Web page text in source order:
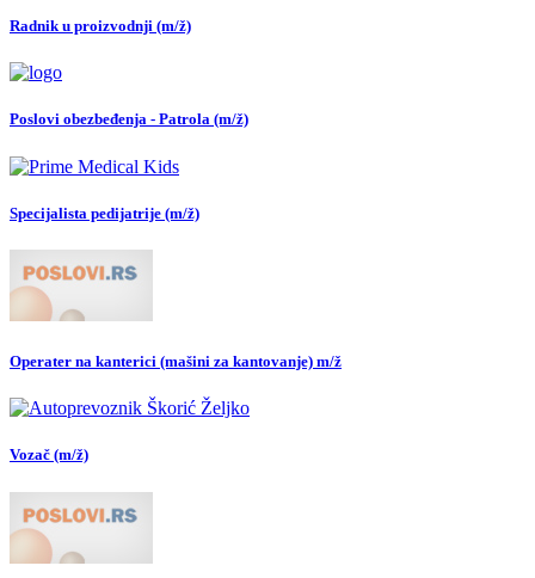
Radnik u proizvodnji (m/ž)
Poslovi obezbeđenja - Patrola (m/ž)
Specijalista pedijatrije (m/ž)
Operater na kanterici (mašini za kantovanje) m/ž
Vozač (m/ž)